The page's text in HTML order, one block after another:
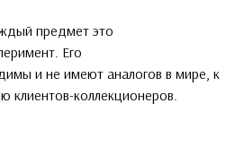
предмет это
Его
и не имеют аналогов в мире, к
клиентов-коллекционеров.